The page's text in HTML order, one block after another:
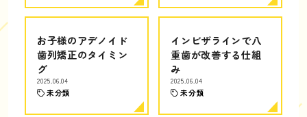
お子様のアデノイド
歯列矯正のタイミン
グ
2025.06.04
未分類
インビザラインで八
重歯が改善する仕組
み
2025.06.04
未分類